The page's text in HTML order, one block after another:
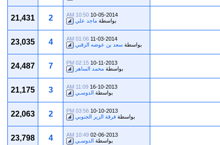
10-05-2014
10:50 AM
بواسطة ماجد علي 2
21,431
11-03-2014
01:06 AM
بواسطة سعد بن عوضه الزقني 4
23,035
10-11-2013
02:15 PM
بواسطة محمد الساهر 7
24,487
16-10-2013
11:09 AM
بواسطة الدوسـي 3
21,175
10-10-2013
03:56 PM
بواسطة فرقة الزير الجنوبي 2
22,063
02-06-2013
10:49 AM
بواسطة الدوسـي 4
23,798